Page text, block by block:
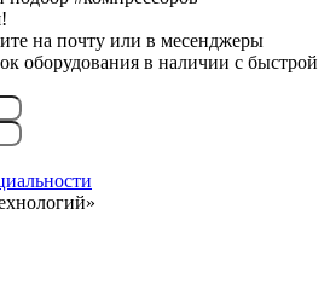
на почту или в месенджеры
оборудования в наличии с быстрой